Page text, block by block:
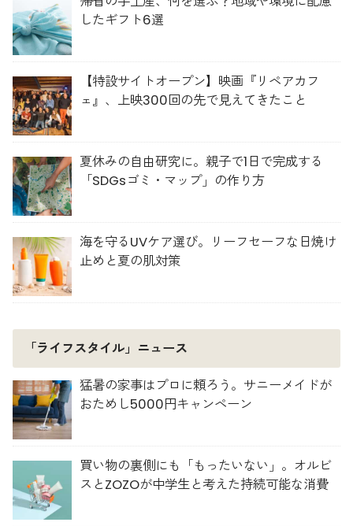
したギフト6選
【特設サイトオープン】映画『リペアカフ
ェ』、上映300回の先で見えてきたこと
夏休みの自由研究に。親子で1日で完成する
「SDGsゴミ・マップ」の作り方
海を守るUVケア選び。リーフセーフな日焼け
止めと夏の肌対策
「ライフスタイル」ニュース
猛暑の家事はプロに頼ろう。サニーメイドが
おためし5000円キャンペーン
買い物の裏側にも「もったいない」。オルビ
スとZOZOが中学生と考えた持続可能な消費